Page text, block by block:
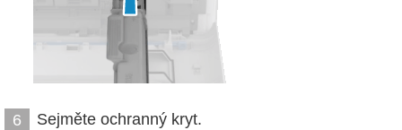
6 Sejměte ochranný kryt.